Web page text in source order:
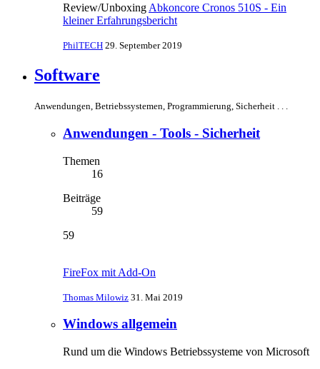
Review/UnboxingAbkoncore Cronos 510S - Ein
kleiner Erfahrungsbericht
PhilTECH 29. September 2019
Software
Anwendungen, Betriebssystemen, Programmierung, Sicherheit . . .
Anwendungen - Tools - Sicherheit
Themen
16
Beiträge
59
59
FireFox mit Add-On
Thomas Milowiz 31. Mai 2019
Windows allgemein
Rund um die Windows Betriebssysteme von Microsoft